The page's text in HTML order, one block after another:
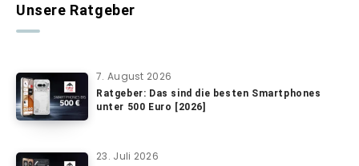
Unsere Ratgeber
7. August 2026
Ratgeber: Das sind die besten Smartphones
unter 500 Euro [2026]
23. Juli 2026